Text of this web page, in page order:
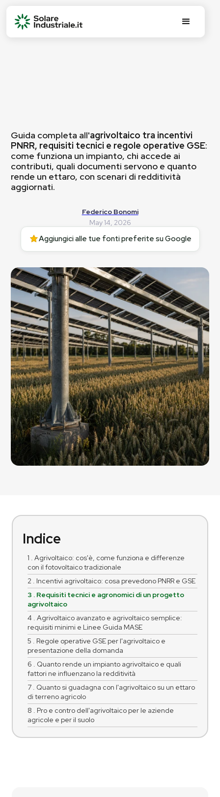
Guida completa all'agrivoltaico tra incentivi
PNRR, requisiti tecnici e regole operative GSE:
come funziona un impianto, chi accede ai
contributi, quali documenti servono e quanto
rende un ettaro, con scenari di redditività
aggiornati.
Federico Bonomi
May 14, 2026
Aggiungici alle tue fonti preferite su Google
Indice
1 . Agrivoltaico: cos'è, come funziona e differenze
con il fotovoltaico tradizionale
2 . Incentivi agrivoltaico: cosa prevedono PNRR e GSE
3 . Requisiti tecnici e agronomici di un progetto
agrivoltaico
4 . Agrivoltaico avanzato e agrivoltaico semplice:
requisiti minimi e Linee Guida MASE
5 . Regole operative GSE per l'agrivoltaico e
presentazione della domanda
6 . Quanto rende un impianto agrivoltaico e quali
fattori ne influenzano la redditività
7 . Quanto si guadagna con l'agrivoltaico su un ettaro
di terreno agricolo
8 . Pro e contro dell'agrivoltaico per le aziende
agricole e per il suolo